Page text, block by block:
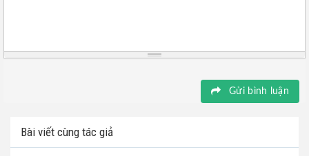
Gửi bình luận
Bài viết cùng tác giả